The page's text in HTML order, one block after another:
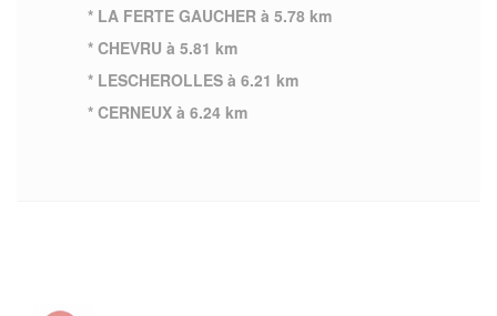
* LA FERTE GAUCHER à 5.78 km
* CHEVRU à 5.81 km
* LESCHEROLLES à 6.21 km
* CERNEUX à 6.24 km